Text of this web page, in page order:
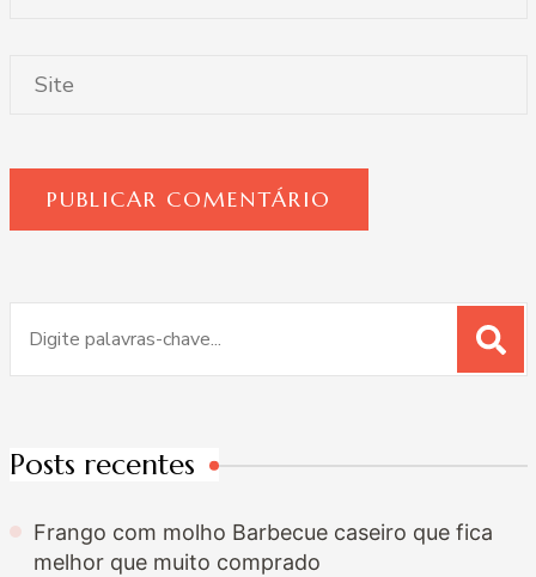
por:
Posts recentes
Frango com molho Barbecue caseiro que fica
melhor que muito comprado